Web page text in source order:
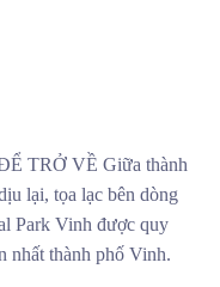
TRỞ VỀ Giữa thành
lại, tọa lạc bên dòng
Park Vinh được quy
nhất thành phố Vinh.